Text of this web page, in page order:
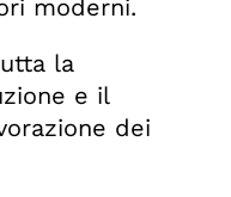
moderni.
la
e il
dei